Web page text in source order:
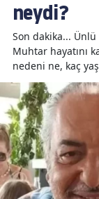
neydi?
Son dakika...
Muhtar hayatını
nedeni ne, kaç